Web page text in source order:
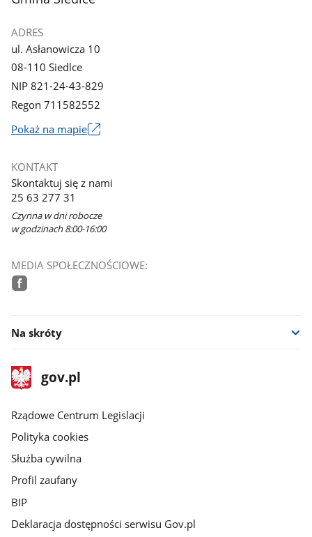
galerii.
ADRES
ul. Asłanowicza 10
08-110 Siedlce
NIP 821-24-43-829
Regon 711582552
Pokaż na mapieLink
nowym
KONTAKT
Skontaktuj się z nami
25 63 277 31
Czynna w dni robocze
w godzinach 8:00-16:00
MEDIA SPOŁECZNOŚCIOWE:
Na skróty
stopka
gov.plStrona
gov.pl
Rządowe Centrum Legislacji
Polityka cookies
Służba cywilna
Profil zaufany
BIP
Deklaracja dostępności serwisu Gov.pl